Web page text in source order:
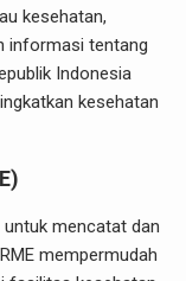
kesehatan,
informasi tentang
Indonesia
kesehatan
mencatat dan
mempermudah